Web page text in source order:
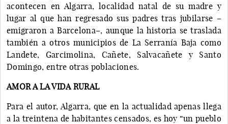
acontecen en Algarra, localidad natal de su madre y
lugar al que han regresado sus padres tras jubilarse –
emigraron a Barcelona–, aunque la historia se traslada
también a otros municipios de La Serranía Baja como
Landete, Garcimolina, Cañete, Salvacañete y Santo
Domingo, entre otras poblaciones.
AMOR A LA VIDA RURAL
Para el autor, Algarra, que en la actualidad apenas llega
a la treintena de habitantes censados, es hoy “un pueblo